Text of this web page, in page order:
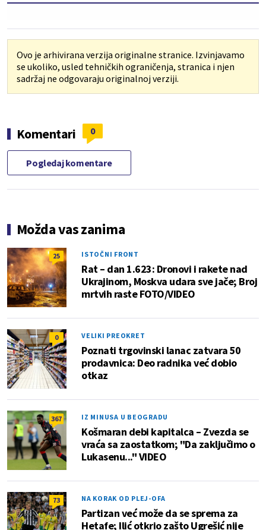
Ovo je arhivirana verzija originalne stranice. Izvinjavamo
se ukoliko, usled tehničkih ograničenja, stranica i njen
sadržaj ne odgovaraju originalnoj verziji.
Komentari 0
Pogledaj komentare
Možda vas zanima
25 ISTOČNI FRONT
Rat – dan 1.623: Dronovi i rakete nad
Ukrajinom, Moskva udara sve jače; Broj
mrtvih raste FOTO/VIDEO
0 VELIKI PREOKRET
Poznati trgovinski lanac zatvara 50
prodavnica: Deo radnika već dobio
otkaz
367 IZ MINUSA U BEOGRADU
Košmaran debi kapitalca – Zvezda se
vraća sa zaostatkom; "Da zaključimo o
Lukasenu..." VIDEO
73 NA KORAK OD PLEJ-OFA
Partizan već može da se sprema za
Hetafe; Ilić otkrio zašto Ugrešić nije